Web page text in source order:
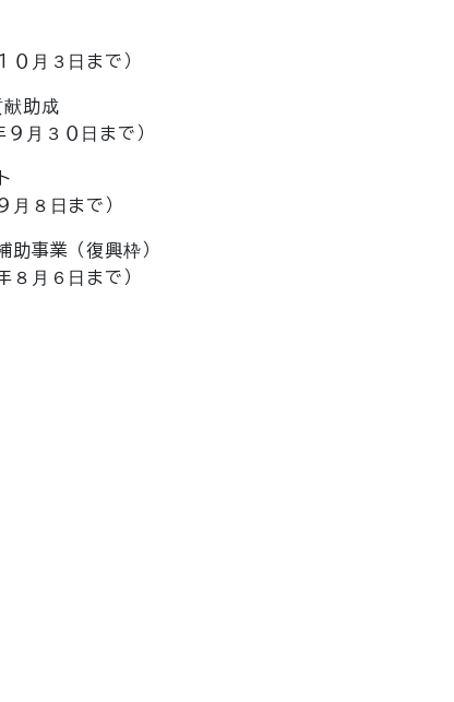
月３日まで）
助成
３０日まで）
８日まで）
事業（復興枠）
月６日まで）